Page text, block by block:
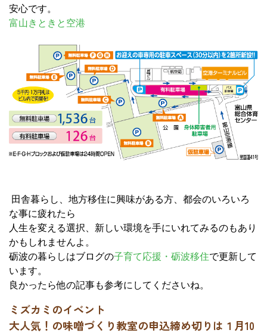
安心です。
富山きときと空港
田舎暮らし、地方移住に興味がある方、都会のいろいろ
な事に疲れたら
人生を変える選択、新しい環境を手にいれてみるのもあり
かもしれませんよ。
砺波の暮らしはブログの子育て応援・砺波移住で更新して
います。
良かったら他の記事も参考にしてくださいね。
ミズカミのイベント
大人気！の味噌づくり教室の申込締め切りは１月10